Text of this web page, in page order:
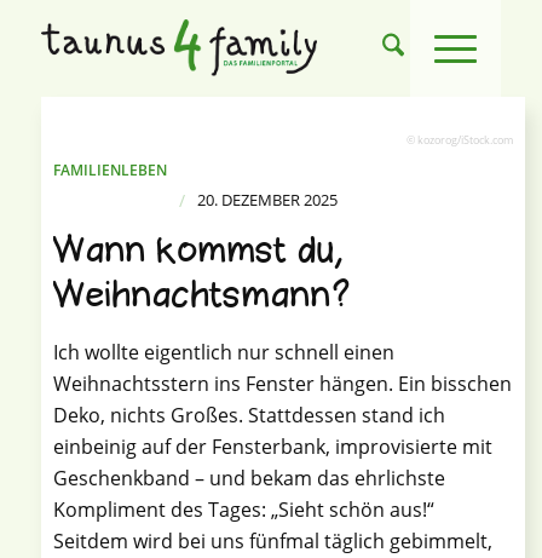
© kozorog/iStock.com
FAMILIENLEBEN
/ 20. DEZEMBER 2025
Wann kommst du,
Weihnachtsmann?
Ich wollte eigentlich nur schnell einen
Weihnachtsstern ins Fenster hängen. Ein bisschen
Deko, nichts Großes. Stattdessen stand ich
einbeinig auf der Fensterbank, improvisierte mit
Geschenkband – und bekam das ehrlichste
Kompliment des Tages: „Sieht schön aus!“
Seitdem wird bei uns fünfmal täglich gebimmelt,